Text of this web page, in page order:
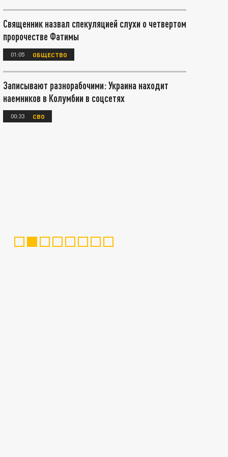
Священник назвал спекуляцией слухи о четвертом
пророчестве Фатимы
01:05 ОБЩЕСТВО
Записывают разнорабочими: Украина находит
наемников в Колумбии в соцсетях
00:33 СВО